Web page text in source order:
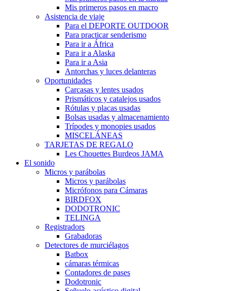
Mis primeros pasos en macro
Asistencia de viaje
Para el DEPORTE OUTDOOR
Para practicar senderismo
Para ir a África
Para ir a Alaska
Para ir a Asia
Antorchas y luces delanteras
Oportunidades
Carcasas y lentes usados
Prismáticos y catalejos usados
Rótulas y placas usadas
Bolsas usadas y almacenamiento
Trípodes y monopies usados
MISCELÁNEAS
TARJETAS DE REGALO
Les Chouettes Burdeos JAMA
El sonido
Micros y parábolas
Micros y parábolas
Micrófonos para Cámaras
BIRDFOX
DODOTRONIC
TELINGA
Registradors
Grabadoras
Detectores de murciélagos
Batbox
cámaras térmicas
Contadores de pases
Dodotronic